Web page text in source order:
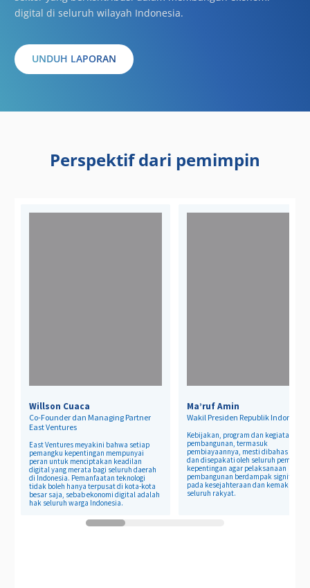
digital di seluruh wilayah Indonesia.
UNDUH LAPORAN
Perspektif dari pemimpin